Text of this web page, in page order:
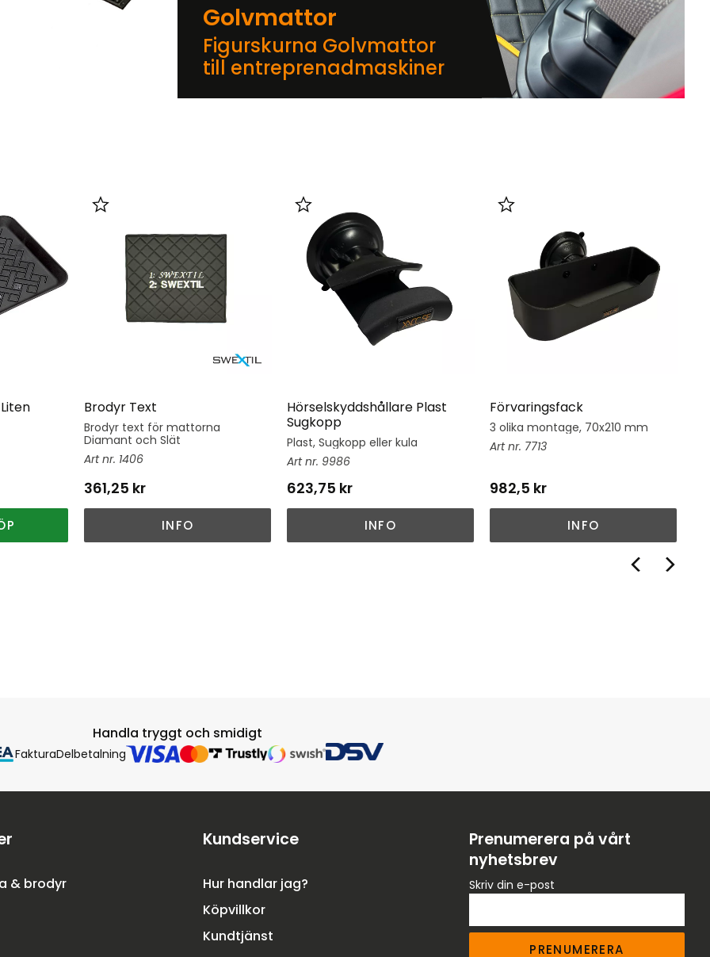
Golvmattor
Figurskurna Golvmattor
till entreprenadmaskiner
Brodyr Text
Brodyr text för mattorna
Diamant och Slät
1406
361,25 kr
Lägg till i favoriter
INFO
Hörselskyddshållare Plast
Sugkopp
Plast, Sugkopp eller kula
9986
623,75 kr
Lägg till i favoriter
INFO
Förvaringsfack
3 olika montage, 70x210 mm
7713
982,5 kr
Lägg till i favoriter
INFO
Handla tryggt och smidigt
FakturaDelbetalning
Prenumerera på vårt
nyhetsbrev
Skriv din e-post
PRENUMERERA
& brodyr
Kundservice
Hur handlar jag?
Köpvillkor
Kundtjänst